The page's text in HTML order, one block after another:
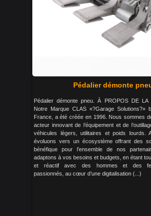
Pédalier démonte
Pédalier démonte pneu. À PROPOS DE LA
Notre Marque CLAS «?Garage Solutions?»
France, a été créée en 1996. Nous sommes
acteur innovant de l’équipement et de
véhicules légers, utilitaires et poids lourds.
évoluons vers un écosystème offrant des
bénéfique pour l’ensemble de nos
adaptons à vos besoins et budgets, en étant
et réactif avec des hommes et des
passionnés, au cœur d’une digitalisation (...)